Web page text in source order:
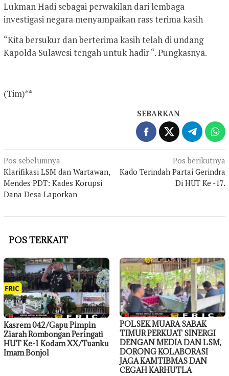
Lukman Hadi sebagai perwakilan dari lembaga
investigasi negara menyampaikan rass terima kasih
“Kita bersukur dan berterima kasih telah di undang
Kapolda Sulawesi tengah untuk hadir “. Pungkasnya.
(Tim)**
SEBARKAN
Navigasi
pos
Pos sebelumnya
Klarifikasi LSM dan Wartawan,
Mendes PDT: Kades Korupsi
Dana Desa Laporkan
Pos berikutnya
Kado Terindah Partai Gerindra
Di HUT Ke -17.
POS TERKAIT
Kasrem 042/Gapu Pimpin
Ziarah Rombongan Peringati
HUT Ke-1 Kodam XX/Tuanku
Imam Bonjol
POLSEK MUARA SABAK
TIMUR PERKUAT SINERGI
DENGAN MEDIA DAN LSM,
DORONG KOLABORASI
JAGA KAMTIBMAS DAN
CEGAH KARHUTLA